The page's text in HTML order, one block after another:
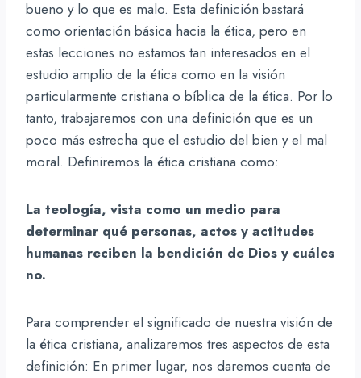
bueno y lo que es malo. Esta definición bastará
como orientación básica hacia la ética, pero en
estas lecciones no estamos tan interesados en el
estudio amplio de la ética como en la visión
particularmente cristiana o bíblica de la ética. Por lo
tanto, trabajaremos con una definición que es un
poco más estrecha que el estudio del bien y el mal
moral. Definiremos la ética cristiana como:
La teología, vista como un medio para
determinar qué personas, actos y actitudes
humanas reciben la bendición de Dios y cuáles
no.
Para comprender el significado de nuestra visión de
la ética cristiana, analizaremos tres aspectos de esta
definición: En primer lugar, nos daremos cuenta de